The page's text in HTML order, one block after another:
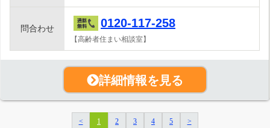
問合わせ 0120-117-258
【高齢者住まい相談室】
詳細情報を見る
< 1 2 3 4 5 >